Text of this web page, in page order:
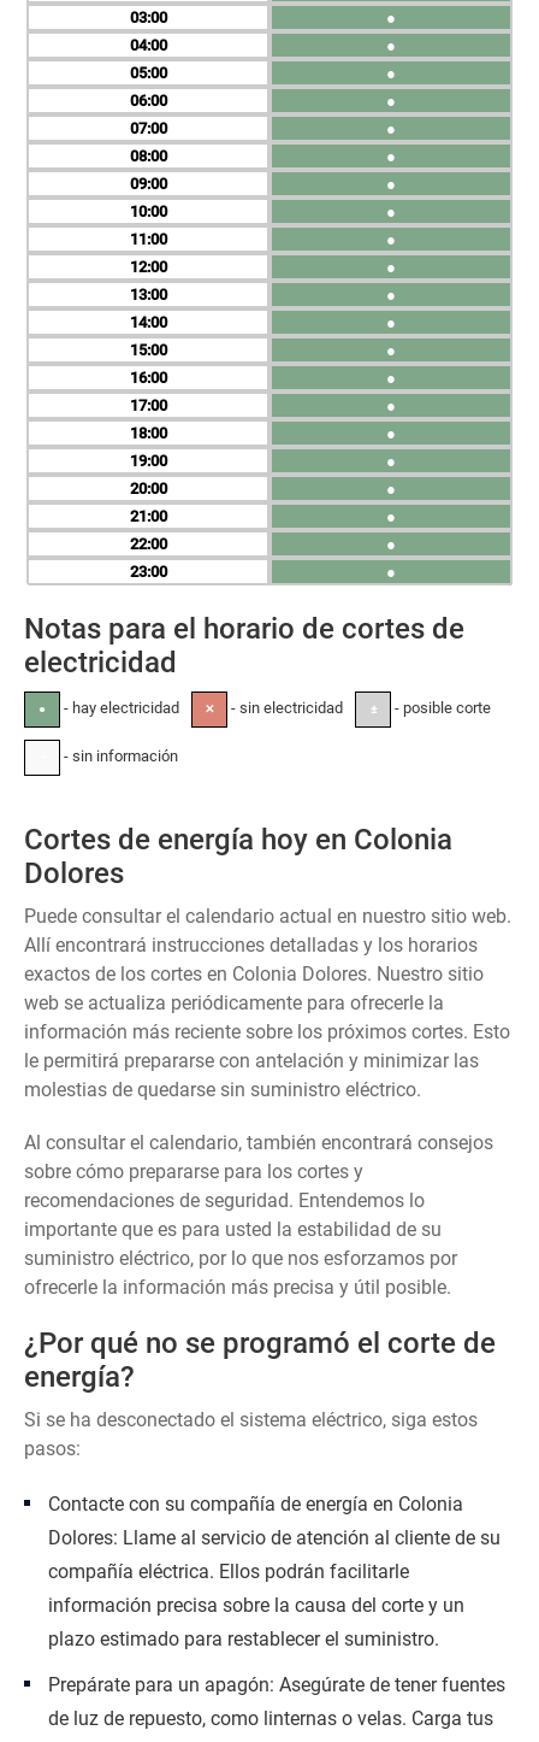
03
04
05
06
07
08
09
10
11
12
13
14
15
16
17
18
19
20
21
22
23
●
●
●
●
●
●
●
●
●
●
●
●
●
●
●
●
●
●
●
●
●
Notas para el horario de cortes de
electricidad
● - hay electricidad ✕ - sin electricidad ± - posible corte
- sin información
Cortes de energía hoy en Colonia
Dolores
Puede consultar el calendario actual en nuestro sitio web.
Allí encontrará instrucciones detalladas y los horarios
exactos de los cortes en Colonia Dolores. Nuestro sitio
web se actualiza periódicamente para ofrecerle la
información más reciente sobre los próximos cortes. Esto
le permitirá prepararse con antelación y minimizar las
molestias de quedarse sin suministro eléctrico.
Al consultar el calendario, también encontrará consejos
sobre cómo prepararse para los cortes y
recomendaciones de seguridad. Entendemos lo
importante que es para usted la estabilidad de su
suministro eléctrico, por lo que nos esforzamos por
ofrecerle la información más precisa y útil posible.
¿Por qué no se programó el corte de
energía?
Si se ha desconectado el sistema eléctrico, siga estos
pasos:
Contacte con su compañía de energía en Colonia
Dolores: Llame al servicio de atención al cliente de su
compañía eléctrica. Ellos podrán facilitarle
información precisa sobre la causa del corte y un
plazo estimado para restablecer el suministro.
Prepárate para un apagón: Asegúrate de tener fuentes
de luz de repuesto, como linternas o velas. Carga tus